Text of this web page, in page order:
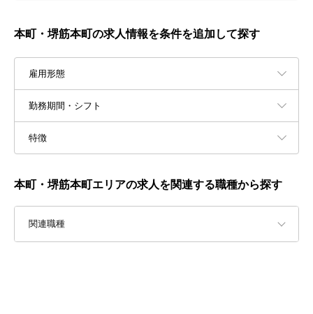
本町・堺筋本町の求人情報を条件を追加して探す
雇用形態
勤務期間・シフト
特徴
本町・堺筋本町エリアの求人を関連する職種から探す
関連職種